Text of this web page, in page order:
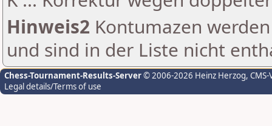
Hinweis2 Kontumazen
und sind in der Liste nicht
Chess-Tournament-Results-Server© 2006-2026 Heinz Herzog,
Legal details/Terms of use